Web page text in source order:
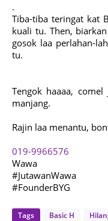
.
Tiba-tiba teringat kat
kuali tu. Then,
gosok laa perlahan-
tu.
Tengok haaaa,
manjang.
Rajin laa menantu,
019-9966576
Wawa
#JutawanWawa
#FounderBYG
Tags Basic H